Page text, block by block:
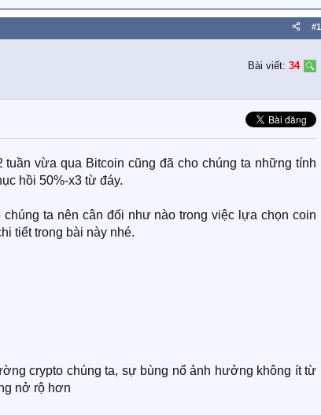
#1
Bài viết: 34
vừa qua Bitcoin cũng đã cho chúng ta những tính
hồi 50%-x3 từ đáy.
ta nên cân đối như nào trong việc lựa chọn coin
tiết trong bài này nhé.
crypto chúng ta, sự bùng nổ ảnh hưởng không ít từ
nở rộ hơn